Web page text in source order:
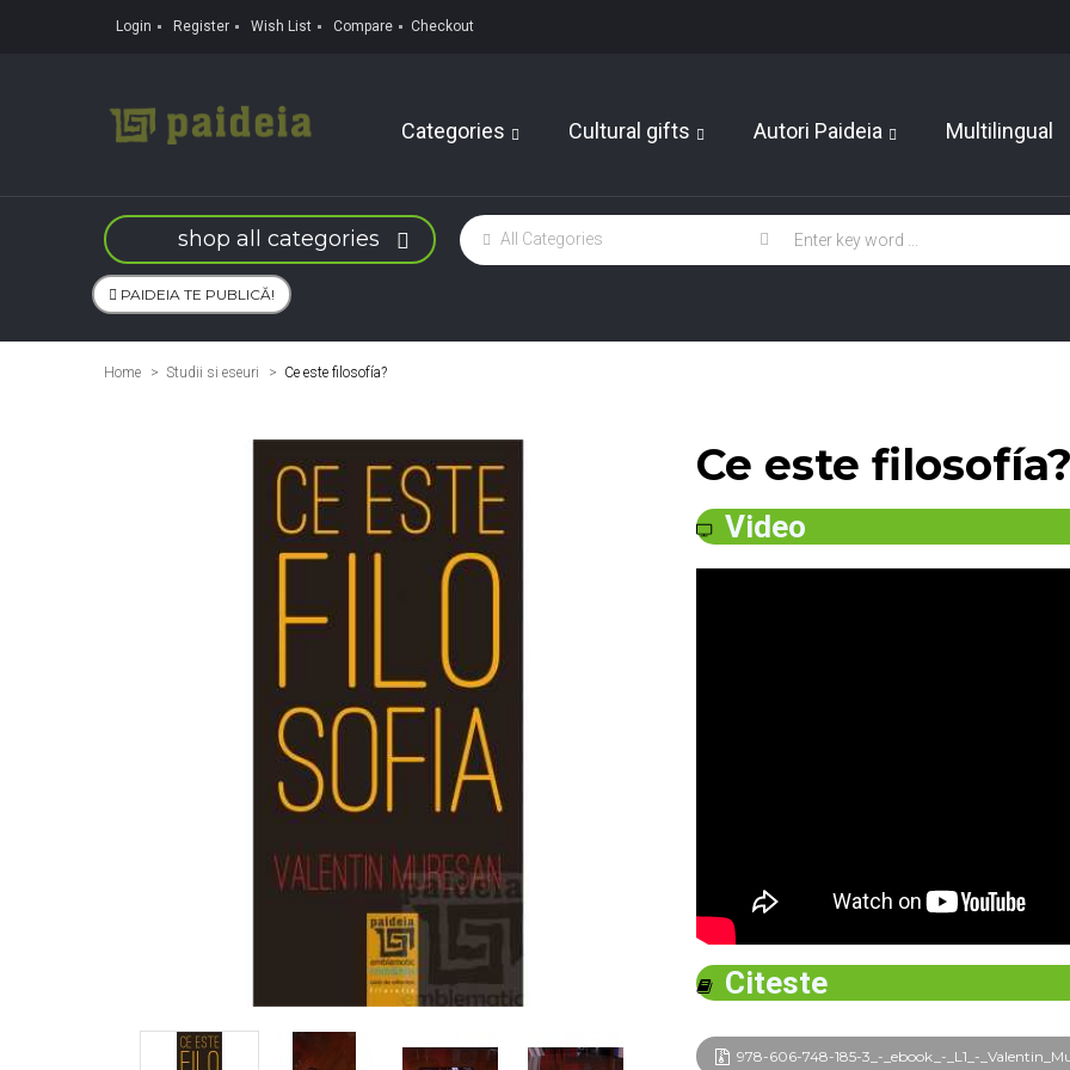
Login Register Wish List Compare Checkout
Categories Cultural gifts Autori Paideia Multilingual
shop all categories
PAIDEIA TE PUBLICĂ!
Home Studii si eseuri > Ce este filosofía?
View larger
Ce este filosofía?
Video
Citeste
978-606-748-185-3_-_ebook_-_L1_-